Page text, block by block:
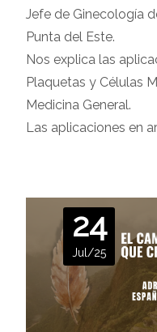
Jefe de Ginecología
Punta del Este.
Nos explica las
Plaquetas y Células
Medicina General.
Las aplicaciones en
24
Jul/25